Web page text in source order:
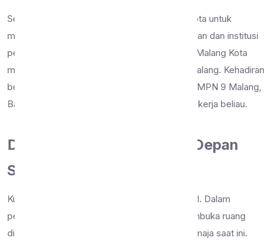
Sesuai dengan instruksi Kapolresta Malang Kota untuk
memperkuat kolaborasi antara aparat keamanan dan institusi
pendidikan, Kompol Wiwin Rusli dari Polresta Malang Kota
melaksanakan kunjungan resmi ke SMPN 9 Malang. Kehadiran
beliau disambut hangat oleh Kepala Sekolah SMPN 9 Malang,
Bapak Bambang Suwaji, S.Pd., M.M., di ruang kerja beliau.
Dialog Hangat Demi Masa Depan
Siswa
Kunjungan ini bukan sekadar silaturahmi formal. Dalam
pertemuan tersebut, Kompol Wiwin Rusli membuka ruang
diskusi mengenai dinamika perkembangan remaja saat ini.